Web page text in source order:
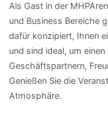
Als Gast in der
und Business Bereiche
dafür konzipiert, Ihnen
und sind ideal, um
Geschäftspartnern,
Genießen Sie die
Atmosphäre.